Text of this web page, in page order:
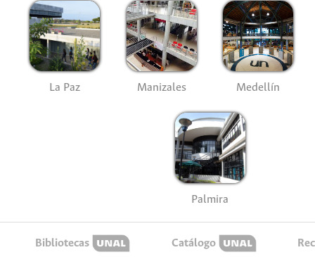
La Paz Manizales Medellín
Palmira
Bibliotecas Catálogo